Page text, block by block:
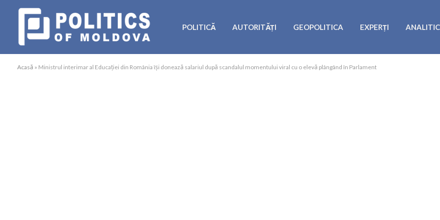
POLITICĂ AUTORITĂȚI GEOPOLITICA EXPERȚI
Acasă » Ministrul interimar al Educației din România își donează salariul după scandalul momentului viral cu o elevă plângând în Parlament